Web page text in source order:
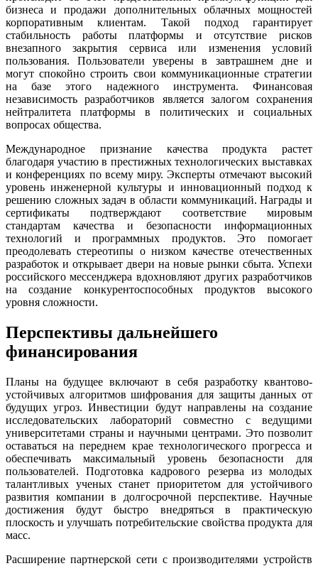
бизнеса и продажи дополнительных облачных мощностей
корпоративным клиентам. Такой подход гарантирует
стабильность работы платформы и отсутствие рисков
внезапного закрытия сервиса или изменения условий
пользования. Пользователи уверены в завтрашнем дне и
могут спокойно строить свои коммуникационные стратегии
на базе этого надежного инструмента. Финансовая
независимость разработчиков является залогом сохранения
нейтралитета платформы в политических и социальных
вопросах общества.
Международное признание качества продукта растет
благодаря участию в престижных технологических выставках
и конференциях по всему миру. Эксперты отмечают высокий
уровень инженерной культуры и инновационный подход к
решению сложных задач в области коммуникаций. Награды и
сертификаты подтверждают соответствие мировым
стандартам качества и безопасности информационных
технологий и программных продуктов. Это помогает
преодолевать стереотипы о низком качестве отечественных
разработок и открывает двери на новые рынки сбыта. Успехи
российского мессенджера вдохновляют других разработчиков
на создание конкурентоспособных продуктов высокого
уровня сложности.
Перспективы дальнейшего
финансирования
Планы на будущее включают в себя разработку квантово-
устойчивых алгоритмов шифрования для защиты данных от
будущих угроз. Инвестиции будут направлены на создание
исследовательских лабораторий совместно с ведущими
университетами страны и научными центрами. Это позволит
оставаться на переднем крае технологического прогресса и
обеспечивать максимальный уровень безопасности для
пользователей. Подготовка кадрового резерва из молодых
талантливых ученых станет приоритетом для устойчивого
развития компании в долгосрочной перспективе. Научные
достижения будут быстро внедряться в практическую
плоскость и улучшать потребительские свойства продукта для
масс.
Расширение партнерской сети с производителями устройств